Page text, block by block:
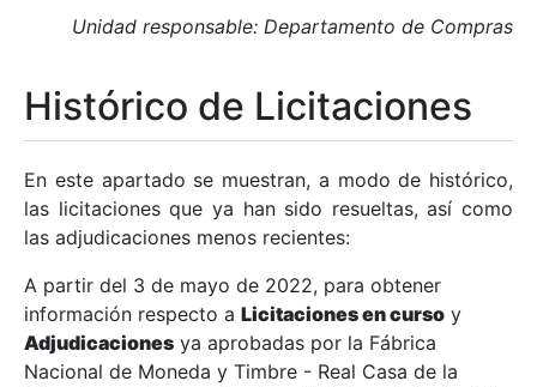
Mostrar/Ocultar
Mostrar/Ocultar
Mostrar/Ocultar
Unidad responsable: Departamento de Compras
Histórico de Licitaciones
En este apartado se muestran, a modo de histórico,
las licitaciones que ya han sido resueltas, así como
las adjudicaciones menos recientes:
A partir del 3 de mayo de 2022, para obtener
información respecto a Licitaciones en curso y
Adjudicaciones ya aprobadas por la Fábrica
Nacional de Moneda y Timbre - Real Casa de la